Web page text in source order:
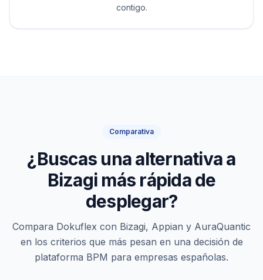
contigo.
Comparativa
¿Buscas una alternativa a
Bizagi más rápida de
desplegar?
Compara Dokuflex con Bizagi, Appian y AuraQuantic
en los criterios que más pesan en una decisión de
plataforma BPM para empresas españolas.